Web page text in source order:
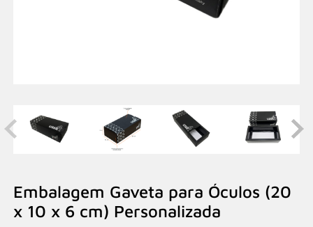
Embalagem Gaveta para Óculos (20
x 10 x 6 cm) Personalizada